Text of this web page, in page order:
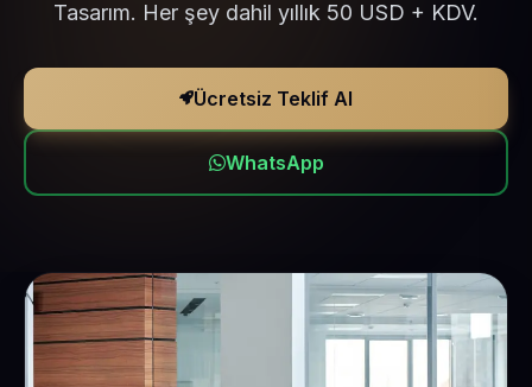
Tasarım. Her şey dahil yıllık 50 USD + KDV.
Ücretsiz Teklif Al
WhatsApp